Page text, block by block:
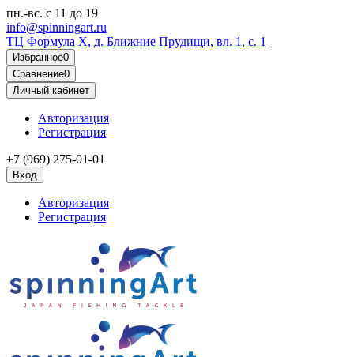
пн.-вс. с 11 до 19
info@spinningart.ru
ТЦ Формула X, д. Ближние Прудищи, вл. 1, с. 1
Избранное0
Сравнение0
Личный кабинет
Авторизация
Регистрация
+7 (969) 275-01-01
Вход
Авторизация
Регистрация